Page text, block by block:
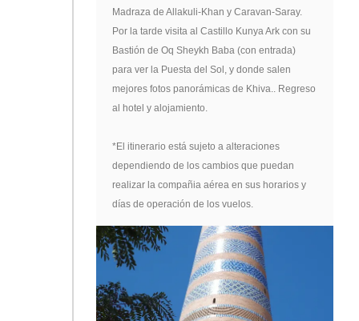
Madraza de Allakuli-Khan y Caravan-Saray.
Por la tarde visita al Castillo Kunya Ark con su
Bastión de Oq Sheykh Baba (con entrada)
para ver la Puesta del Sol, y donde salen
mejores fotos panorámicas de Khiva.. Regreso
al hotel y alojamiento.
*El itinerario está sujeto a alteraciones
dependiendo de los cambios que puedan
realizar la compañia aérea en sus horarios y
días de operación de los vuelos.